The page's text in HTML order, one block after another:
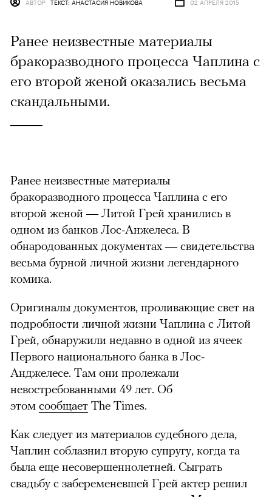
Ранее неизвестные материалы
бракоразводного процесса Чаплина с
его второй женой оказались весьма
скандальными.
Ранее неизвестные материалы
бракоразводного процесса Чаплина с его
второй женой — Литой Грей хранились в
одном из банков Лос-Анжелеса. В
обнародованных документах — свидетельства
весьма бурной личной жизни легендарного
комика.
Оригиналы документов, проливающие свет на
подробности личной жизни Чаплина с Литой
Грей, обнаружили недавно в одной из ячеек
Первого национального банка в Лос-
Анджелесе. Там они пролежали
невостребованными 49 лет. Об
этом сообщает The Times.
Как следует из материалов судебного дела,
Чаплин соблазнил вторую супругу, когда та
была еще несовершеннолетней. Сыграть
свадьбу с забеременевшей Грей актер решил